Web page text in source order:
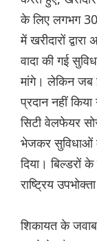
के लिए लगभग
में खरीदारों
वादा की गई
मांगे। लेकिन
प्रदान नहीं
सिटी वेलफेयर
भेजकर सुविधाओं
दिया। बिल्डरों
राष्ट्रिय
शिकायत के जवाब